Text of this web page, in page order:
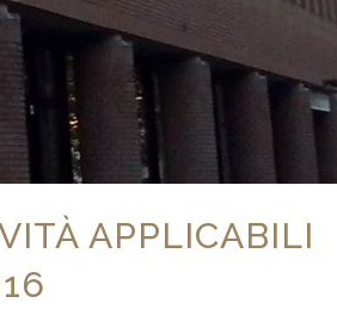
APPLICABILI